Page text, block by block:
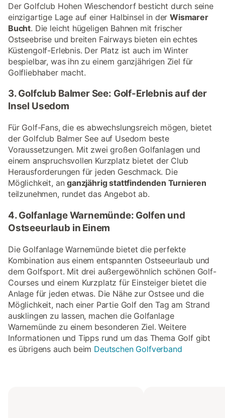
Der Golfclub Hohen Wieschendorf besticht durch seine
einzigartige Lage auf einer Halbinsel in derWismarer
Bucht. Die leicht hügeligen Bahnen mit frischer
Ostseebrise und breiten Fairways bieten ein echtes
Küstengolf-Erlebnis. Der Platz ist auch im Winter
bespielbar, was ihn zu einem ganzjährigen Ziel für
Golfliebhaber macht.
3. Golfclub Balmer See: Golf-Erlebnis auf der
Insel Usedom
Für Golf-Fans, die es abwechslungsreich mögen, bietet
der Golfclub Balmer See auf Usedom beste
Voraussetzungen. Mit zwei großen Golfanlagen und
einem anspruchsvollen Kurzplatz bietet der Club
Herausforderungen für jeden Geschmack. Die
Möglichkeit, anganzjährig stattfindenden Turnieren
teilzunehmen, rundet das Angebot ab.
4. Golfanlage Warnemünde: Golfen und
Ostseeurlaub in Einem
Die Golfanlage Warnemünde bietet die perfekte
Kombination aus einem entspannten Ostseeurlaub und
dem Golfsport. Mit drei außergewöhnlich schönen Golf-
Courses und einem Kurzplatz für Einsteiger bietet die
Anlage für jeden etwas. Die Nähe zur Ostsee und die
Möglichkeit, nach einer Partie Golf den Tag am Strand
ausklingen zu lassen, machen die Golfanlage
Warnemünde zu einem besonderen Ziel. Weitere
Informationen und Tipps rund um das Thema Golf gibt
es übrigens auch beim Deutschen Golfverband